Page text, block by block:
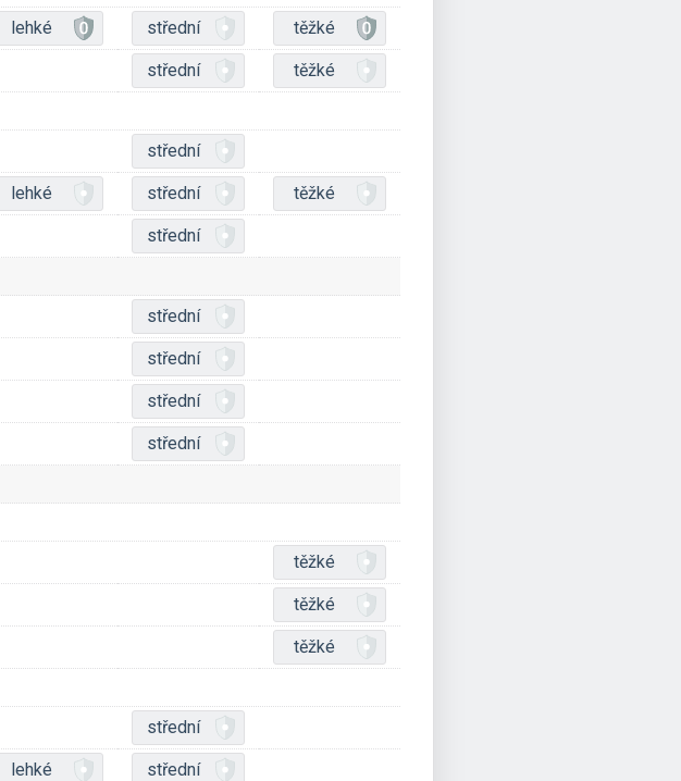
lehké střední těžké
střední
těžké
střední
lehké střední těžké
střední
střední
střední
střední
střední
těžké
těžké
těžké
střední
lehké střední